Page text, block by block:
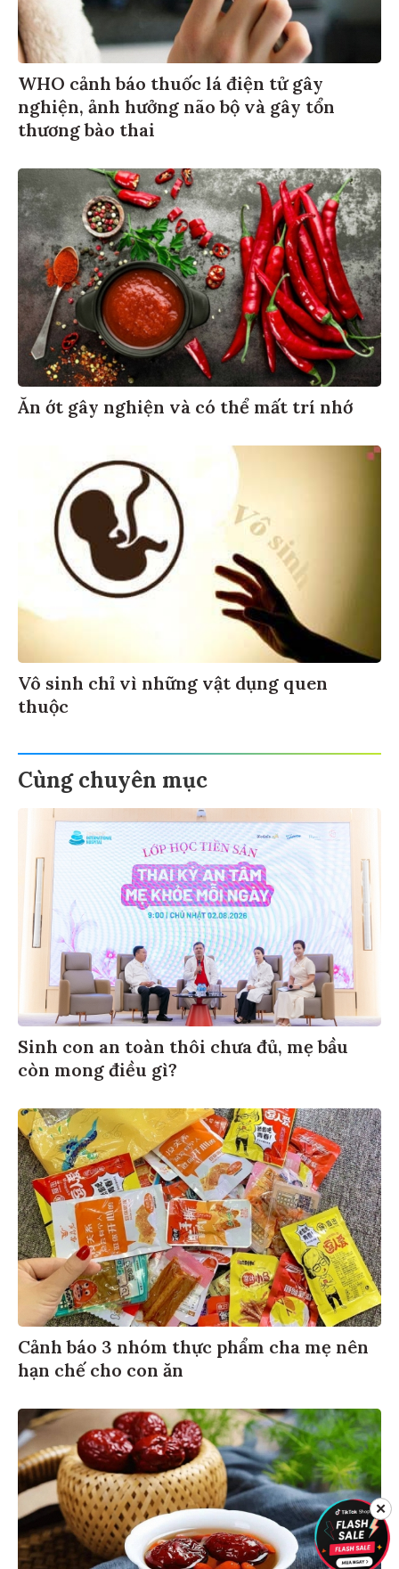
WHO cảnh báo thuốc lá điện tử gây
nghiện, ảnh hưởng não bộ và gây tổn
thương bào thai
Ăn ớt gây nghiện và có thể mất trí nhớ
Vô sinh chỉ vì những vật dụng quen
thuộc
Cùng chuyên mục
Sinh con an toàn thôi chưa đủ, mẹ bầu
còn mong điều gì?
Cảnh báo 3 nhóm thực phẩm cha mẹ nên
hạn chế cho con ăn
✕